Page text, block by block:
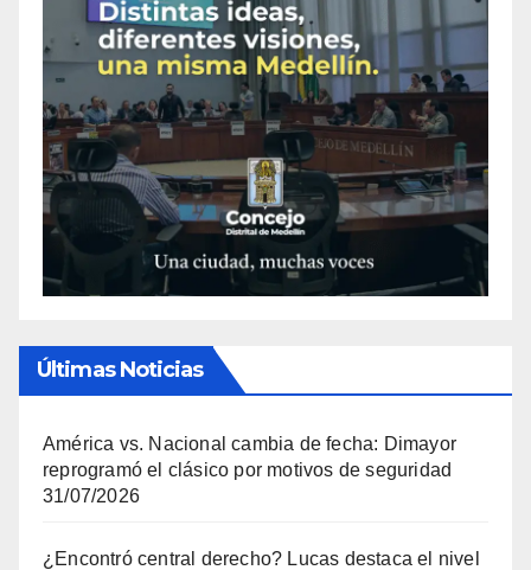
Últimas Noticias
América vs. Nacional cambia de fecha: Dimayor
reprogramó el clásico por motivos de seguridad
31/07/2026
¿Encontró central derecho? Lucas destaca el nivel